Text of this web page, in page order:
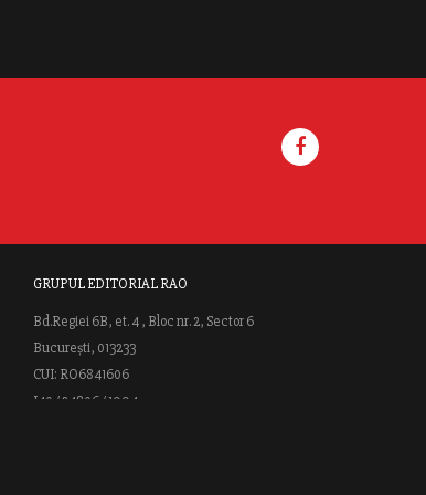
GRUPUL EDITORIAL RAO
Bd.Regiei 6B, et. 4 , Bloc nr. 2, Sector 6
București, 013233
CUI: RO6841606
J40 / 24806 / 1994